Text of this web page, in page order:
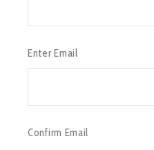
Enter Email
Confirm Email